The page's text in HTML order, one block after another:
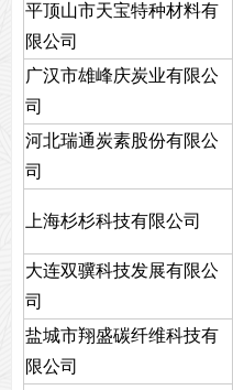
平顶山市天宝特种材料有
限公司
广汉市雄峰庆炭业有限公
司
河北瑞通炭素股份有限公
司
上海杉杉科技有限公司
大连双骥科技发展有限公
司
盐城市翔盛碳纤维科技有
限公司